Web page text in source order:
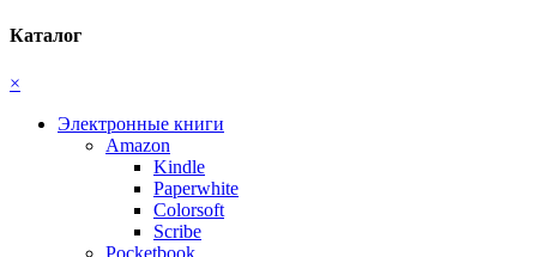
Каталог
×
Электронные книги
Amazon
Kindle
Paperwhite
Colorsoft
Scribe
Pocketbook